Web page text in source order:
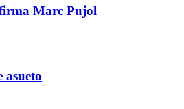
Marc Pujol
asueto